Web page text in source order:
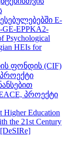
E-
GE-EPPKA2-
Psychological
HEIs for
ფონდის (CIF)
პროექტი
Higher Education
the 21st Century